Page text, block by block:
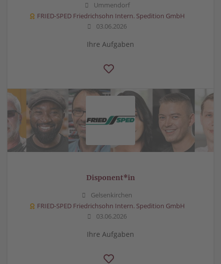
Ummendorf
FRIED-SPED Friedrichsohn Intern. Spedition GmbH
03.06.2026
Ihre Aufgaben
Disponent*in
Gelsenkirchen
FRIED-SPED Friedrichsohn Intern. Spedition GmbH
03.06.2026
Ihre Aufgaben